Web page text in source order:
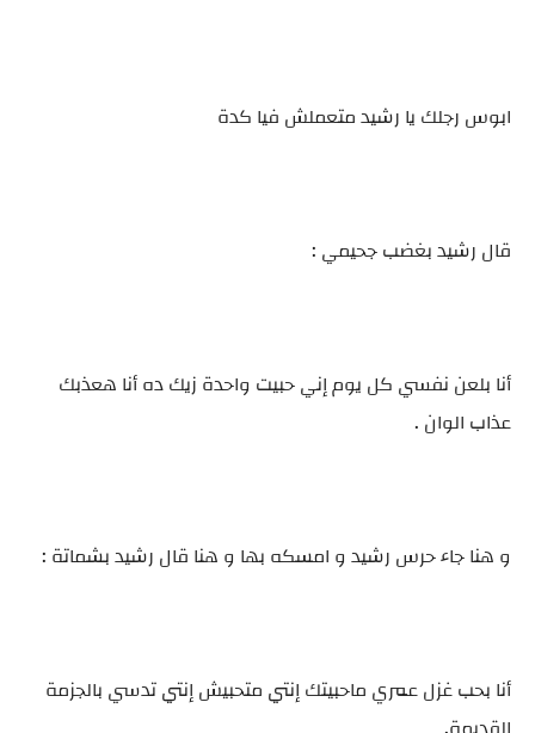
ابوس رجلك يا رشيد متعملش فيا كدة
قال رشيد بغضب جحيمي :
أنا بلعن نفسي كل يوم إني حبيت واحدة زيك ده أنا هعذبك
عذاب الوان .
و هنا جاء حرس رشيد و امسكه بها و هنا قال رشيد بشماتة :
أنا بحب غزل عمري ماحبيتك إنتي متحبيش إنتي تدسي بالجزمة